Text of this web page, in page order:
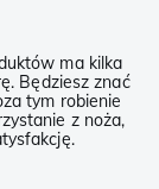
ma kilka
Będziesz znać
tym robienie
z noża,